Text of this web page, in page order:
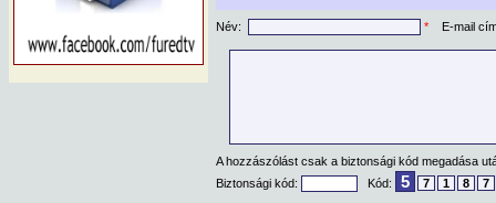
Név: * E-mail
A hozzászólást csak a biztonsági kód megadása
Biztonsági kód:
Kód: 5 7 1 8 7